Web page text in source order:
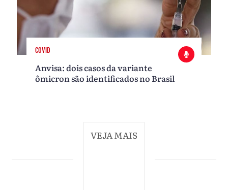
COVID
Anvisa: dois casos da variante
ômicron são identificados no Brasil
VEJA MAIS